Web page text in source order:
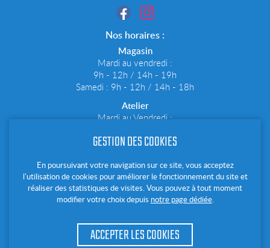
Nos horaires :
Magasin
Mardi au vendredi :
9h - 12h / 14h - 19h
Samedi : 9h - 12h / 14h - 18h
Atelier
Mardi au Vendredi :
Samedi : 9h - 12h30 / 14h - 18h
Notre newsletter :
Tenez vous informé de nos dernières offres et actualités
Mentions Légales
GESTION DES COOKIES
En poursuivant votre navigation sur ce site, vous acceptez
l'utilisation de cookies pour améliorer le fonctionnement du site et
réaliser des statistiques de visites. Vous pouvez à tout moment
modifier votre choix depuis notre page dédiée.
ACCEPTER LES COOKIES